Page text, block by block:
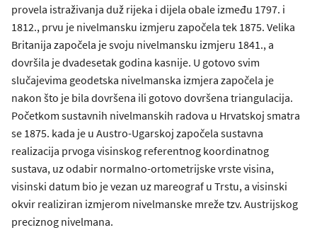
provela istraživanja duž rijeka i dijela obale između 1797. i
1812., prvu je nivelmansku izmjeru započela tek 1875. Velika
Britanija započela je svoju nivelmansku izmjeru 1841., a
dovršila je dvadesetak godina kasnije. U gotovo svim
slučajevima geodetska nivelmanska izmjera započela je
nakon što je bila dovršena ili gotovo dovršena triangulacija.
Početkom sustavnih nivelmanskih radova u Hrvatskoj smatra
se 1875. kada je u Austro-Ugarskoj započela sustavna
realizacija prvoga visinskog referentnog koordinatnog
sustava, uz odabir normalno-ortometrijske vrste visina,
visinski datum bio je vezan uz mareograf u Trstu, a visinski
okvir realiziran izmjerom nivelmanske mreže tzv. Austrijskog
preciznog nivelmana.